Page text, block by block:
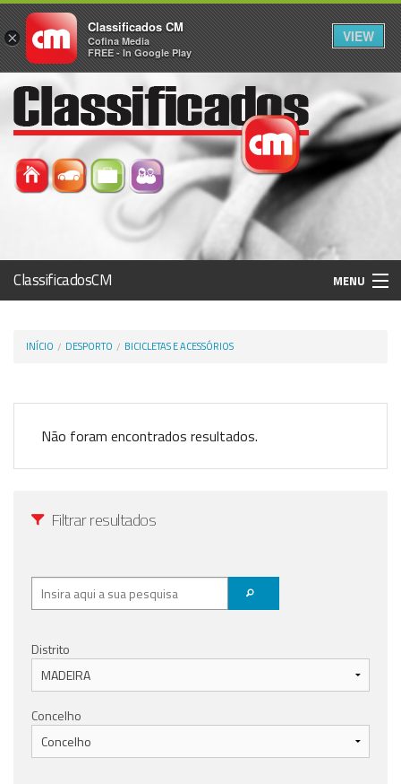
ClassificadosCM MENU
Histórico
INÍCIO DESPORTO BICICLETAS E ACESSÓRIOS
Não foram encontrados resultados.
Filtrar resultados
Distrito
Concelho
×
Classificados CM
Cofina Media
FREE - In Google Play
VIEW